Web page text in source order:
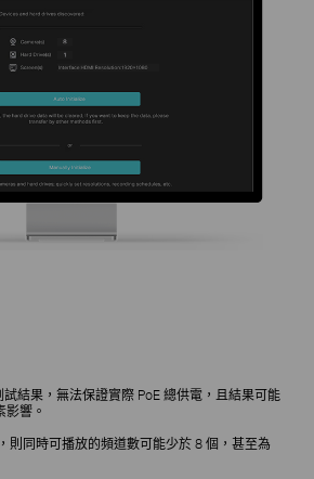
結果，無法保證實際 PoE 總供電，且結果可能
響。
則同時可播放的頻道數可能少於 8 個，甚至為